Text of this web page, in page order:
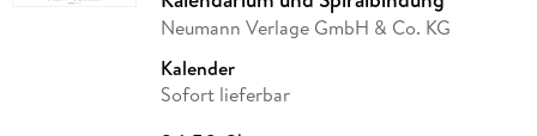
Neumann Verlage GmbH & Co. KG
Kalender
Sofort lieferbar